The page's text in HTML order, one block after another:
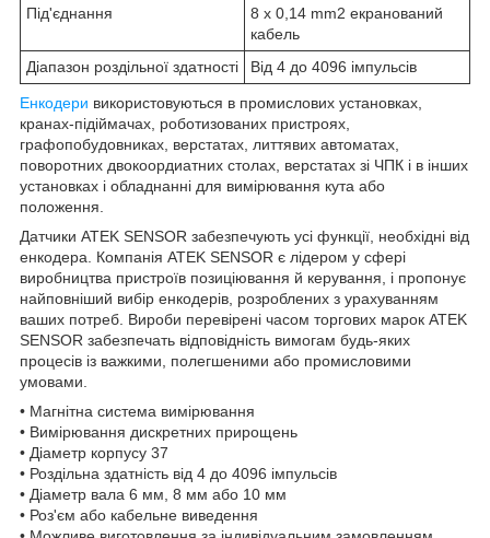
Під'єднання
8 x 0,14 mm2 екранований
кабель
Діапазон роздільної здатності
Від 4 до 4096 імпульсів
Енкодери використовуються в промислових установках,
кранах-підіймачах, роботизованих пристроях,
графопобудовниках, верстатах, литтявих автоматах,
поворотних двокоордиатних столах, верстатах зі ЧПК і в інших
установках і обладнанні для вимірювання кута або
положення.
Датчики ATEK SENSOR забезпечують усі функції, необхідні від
енкодера. Компанія ATEK SENSOR є лідером у сфері
виробництва пристроїв позиціювання й керування, і пропонує
найповніший вибір енкодерів, розроблених з урахуванням
ваших потреб. Вироби перевірені часом торгових марок ATEK
SENSOR забезпечать відповідність вимогам будь-яких
процесів із важкими, полегшеними або промисловими
умовами.
• Магнітна система вимірювання
• Вимірювання дискретних прирощень
• Діаметр корпусу 37
• Роздільна здатність від 4 до 4096 імпульсів
• Діаметр вала 6 мм, 8 мм або 10 мм
• Роз'єм або кабельне виведення